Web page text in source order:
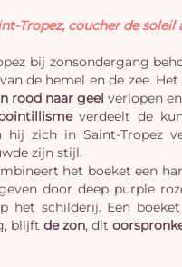
Tropez, coucher de soleil
bij zonsondergang
de hemel en de zee.
rood naar geel verlopen
verdeelt de
hij zich in Saint-Tropez
zijn stijl.
het boeket een
door deep purple
het schilderij. Een
blijftde zon, dit